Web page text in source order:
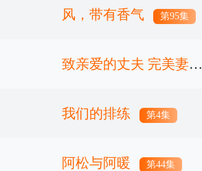
第3集
风，带有香气 第95集
致亲爱的丈夫 完美妻子
的谎言 第6集
我们的排练 第4集
阿松与阿暖 第44集